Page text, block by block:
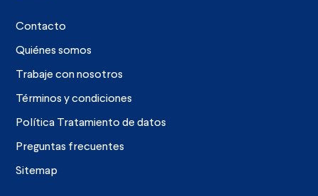
Contacto
Quiénes somos
Trabaje con nosotros
Términos y condiciones
Política Tratamiento de datos
Preguntas frecuentes
Sitemap